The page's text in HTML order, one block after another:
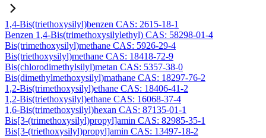
1,4-Bis(triethoxysilyl)benzen CAS: 2615-18-1
Benzen 1,4-Bis(trimethoxysilylethyl) CAS: 58298-01-4
Bis(trimethoxysilyl)methane CAS: 5926-29-4
Bis(triethoxysilyl)methane CAS: 18418-72-9
Bis(chlorodimethylsilyl)metan CAS: 5357-38-0
Bis(dimethylmethoxysilyl)mathane CAS: 18297-76-2
1,2-Bis(trimethoxysilyl)ethane CAS: 18406-41-2
1,2-Bis(triethoxysilyl)ethane CAS: 16068-37-4
1,6-Bis(trimethoxysilyl)hexan CAS: 87135-01-1
Bis[3-(trimethoxysilyl)propyl]amin CAS: 82985-35-1
Bis[3-(triethoxysilyl)propyl]amin CAS: 13497-18-2